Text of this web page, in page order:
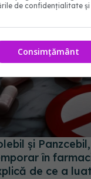
și
în
de ce a
de confidențialitate și
Consimțământ